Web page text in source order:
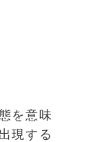
を意味
現する